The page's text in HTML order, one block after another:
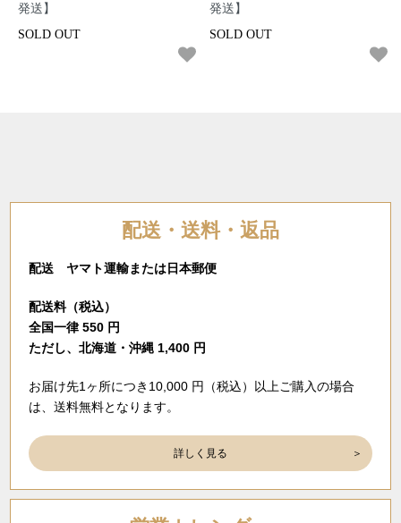
発送】
SOLD OUT
発送】
SOLD OUT
配送・送料・返品
配送 ヤマト運輸または日本郵便
配送料（税込）
全国一律 550 円
ただし、北海道・沖縄 1,400 円
お届け先1ヶ所につき10,000 円（税込）以上ご購入の場合
は、送料無料となります。
詳しく見る